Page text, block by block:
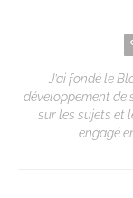
J’ai fondé le
développement de
sur les sujets et
engagé